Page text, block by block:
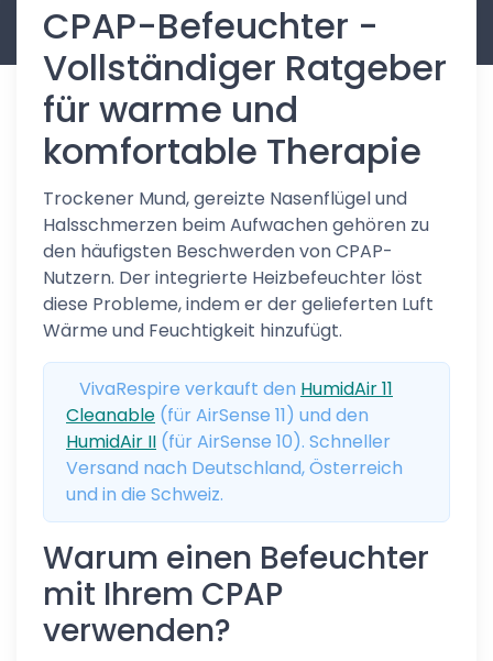
CPAP-Befeuchter -
Vollständiger Ratgeber
für warme und
komfortable Therapie
Trockener Mund, gereizte Nasenflügel und
Halsschmerzen beim Aufwachen gehören zu
den häufigsten Beschwerden von CPAP-
Nutzern. Der integrierte Heizbefeuchter löst
diese Probleme, indem er der gelieferten Luft
Wärme und Feuchtigkeit hinzufügt.
VivaRespire verkauft den HumidAir 11
Cleanable (für AirSense 11) und den
HumidAir II (für AirSense 10). Schneller
Versand nach Deutschland, Österreich
und in die Schweiz.
Warum einen Befeuchter
mit Ihrem CPAP
verwenden?